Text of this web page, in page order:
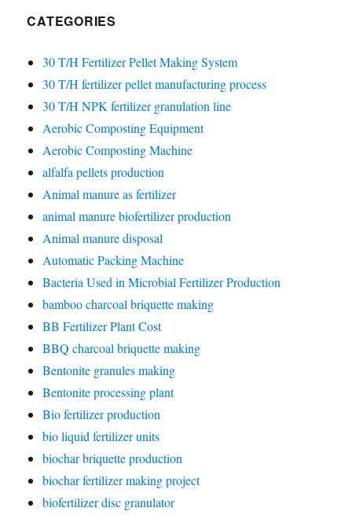
CATEGORIES
30 T/H Fertilizer Pellet Making System
30 T/H fertilizer pellet manufacturing process
30 T/H NPK fertilizer granulation line
Aerobic Composting Equipment
Aerobic Composting Machine
alfalfa pellets production
Animal manure as fertilizer
animal manure biofertilizer production
Animal manure disposal
Automatic Packing Machine
Bacteria Used in Microbial Fertilizer Production
bamboo charcoal briquette making
BB Fertilizer Plant Cost
BBQ charcoal briquette making
Bentonite granules making
Bentonite processing plant
Bio fertilizer production
bio liquid fertilizer units
biochar briquette production
biochar fertilizer making project
biofertilizer disc granulator